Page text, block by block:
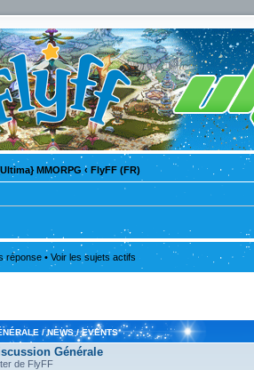
MMORPG ‹ FlyFF (FR)
réponse • Voir les sujets actifs
/ NEWS / EVENTS
Générale
de FlyFF